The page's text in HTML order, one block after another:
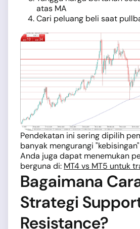
atas MA
Cari peluang beli saat
Pendekatan ini sering dipilih
banyak mengurangi
Anda juga dapat menemukan
berguna di: MT4 vs MT5 untuk
Bagaimana
Strategi
Resistance?